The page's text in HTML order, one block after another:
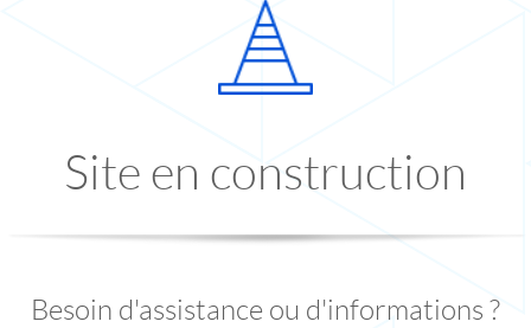
Site en construction
Besoin d'assistance ou d'informations ?